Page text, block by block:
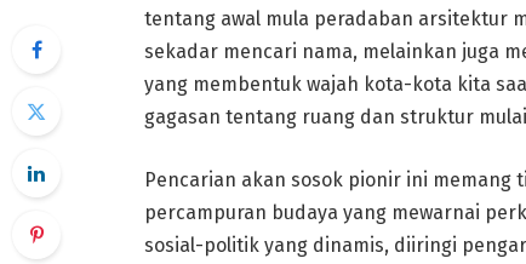
tentang awal mula peradaban arsitektur
sekadar mencari nama, melainkan juga
yang membentuk wajah kota-kota kita
gagasan tentang ruang dan struktur
Pencarian akan sosok pionir ini
percampuran budaya yang mewarnai
sosial-politik yang dinamis, diiringi